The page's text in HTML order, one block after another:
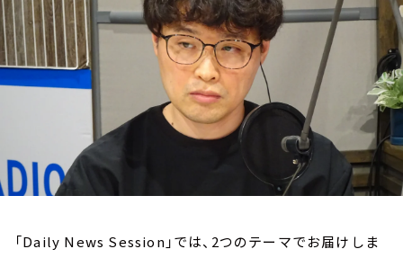
「Daily News Session」では、2つのテーマでお届けしま